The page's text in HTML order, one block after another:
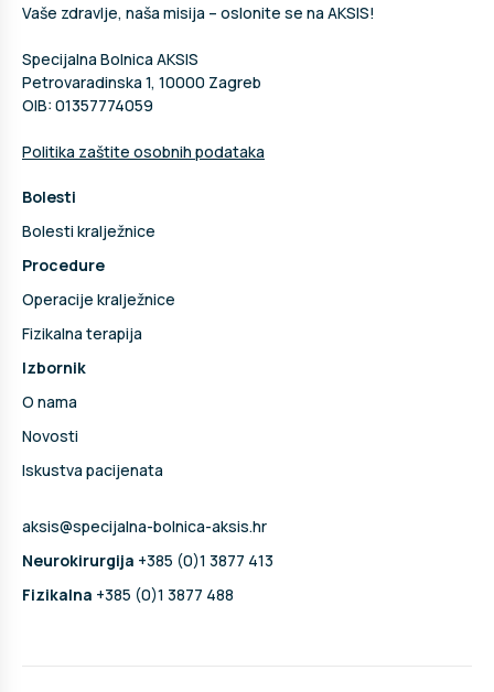
Vaše zdravlje, naša misija – oslonite se na AKSIS!
Specijalna Bolnica AKSIS
Petrovaradinska 1, 10000 Zagreb
OIB: 01357774059
Politika zaštite osobnih podataka
Bolesti
Bolesti kralježnice
Procedure
Operacije kralježnice
Fizikalna terapija
Izbornik
O nama
Novosti
Iskustva pacijenata
aksis@specijalna-bolnica-aksis.hr
Neurokirurgija +385 (0)1 3877 413
Fizikalna +385 (0)1 3877 488